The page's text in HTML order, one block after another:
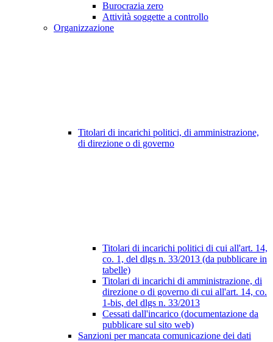
Burocrazia zero
Attività soggette a controllo
Organizzazione
Titolari di incarichi politici, di amministrazione,
di direzione o di governo
Titolari di incarichi politici di cui all'art. 14,
co. 1, del dlgs n. 33/2013 (da pubblicare in
tabelle)
Titolari di incarichi di amministrazione, di
direzione o di governo di cui all'art. 14, co.
1-bis, del dlgs n. 33/2013
Cessati dall'incarico (documentazione da
pubblicare sul sito web)
Sanzioni per mancata comunicazione dei dati